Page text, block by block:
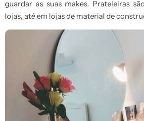
guardar as suas makes. Prateleiras
lojas, até em lojas de material de